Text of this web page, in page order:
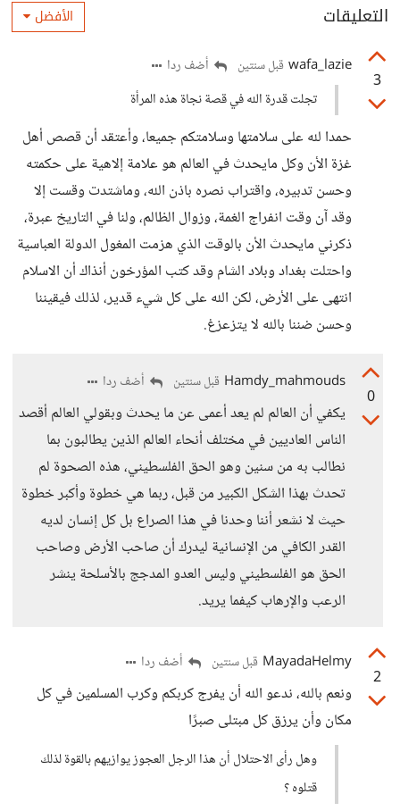
التعليقات الأفضل
3
wafa_lazie قبل سنتين
أضف ردا
تجلت قدرة الله في قصة نجاة هذه المرأة
حمدا لله على سلامتها وسلامتكم جميعا، وأعتقد أن قصص أهل
غزة الأن وكل مايحدث في العالم هو علامة إلاهية على حكمته
وحسن تدبيره، واقتراب نصره باذن الله، وماشتدت وقست إلا
وقد آن وقت انفراج الغمة، وزوال الظالم، ولنا في التاريخ عبرة،
ذكرني مايحدث الأن بالوقت الذي هزمت المغول الدولة العباسية
واحتلت بغداد وبلاد الشام وقد كتب المؤرخون أنذاك أن الاسلام
انتهى على الأرض، لكن الله على كل شيء قدير، لذلك فيقيننا
وحسن ضننا بالله لا يتزعزغ.
0
Hamdy_mahmouds قبل سنتين أضف ردا
يكفي أن العالم لم يعد أعمى عن ما يحدث وبقولي العالم أقصد
الناس العاديين في مختلف أنحاء العالم الذين يطالبون بما
نطالب به من سنين وهو الحق الفلسطيني، هذه الصحوة لم
تحدث بهذا الشكل الكبير من قبل، ربما هي خطوة وأكبر خطوة
حيث لا نشعر أننا وحدنا في هذا الصراع بل كل إنسان لديه
القدر الكافي من الإنسانية ليدرك أن صاحب الأرض وصاحب
الحق هو الفلسطيني وليس العدو المدجج بالأسلحة ينشر
الرعب والإرهاب كيفما يريد.
2
MayadaHelmy قبل سنتين أضف ردا
ونعم بالله، ندعو الله أن يفرج كربكم وكرب المسلمين في كل
مكان وأن يرزق كل مبتلى صبرًا
وهل رأى الاحتلال أن هذا الرجل العجوز يوازيهم بالقوة لذلك
قتلوه ؟